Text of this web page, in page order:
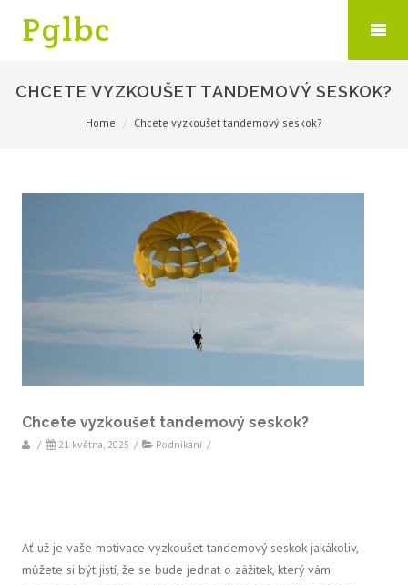
Pglbc
CHCETE VYZKOUŠET TANDEMOVÝ SESKOK?
Home Chcete vyzkoušet tandemový seskok?
Chcete vyzkoušet tandemový seskok?
/ 21 května, 2025 / Podnikání /
Ať už je vaše motivace vyzkoušet tandemový seskok jakákoliv,
můžete si být jistí, že se bude jednat o zážitek, který vám